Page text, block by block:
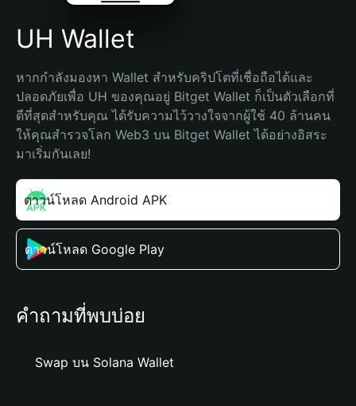
UH Wallet
หากกำลังมองหา Wallet สำหรับคริปโตที่เชื่อถือได้และ
ปลอดภัยเพื่อ UH ของคุณอยู่ Bitget Wallet ก็เป็นตัวเลือกที่
ดีที่สุดสำหรับคุณ ได้รับความไว้วางใจจากผู้ใช้ 40 ล้านคน
ให้คุณสำรวจโลก Web3 บน Bitget Wallet ได้อย่างอิสระ
มาเริ่มกันเลย!
ดาวน์โหลด Android APK
ดาวน์โหลด Google Play
คำถามที่พบบ่อย
Swap บน Solana Wallet